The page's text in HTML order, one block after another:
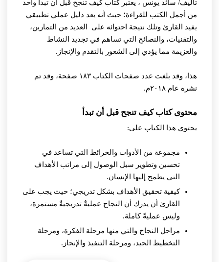
تأليف/ سائد يونس ، يعتبر كتاب كيف تنجح قبل أن تبدأ واحد
من أجمل الكتب للقراءة؛ حيث أنه يعد دليل عملي تطبيقي
يفيد القارئ وتلك نتيجة احتوائه على العديد من التمارين،
والتقنيات، والنصائح التي تساهم في تجديد النشاط
والعزيمة مما يؤدي إلى الشعور بالتقدم والإنجاز.
هذا، وقد بلغت عدد صفحات الكتاب ١٨٣ صفحة، وقد تم
نشره عام ٢٠١٨م.
محتوى كتاب كيف تنجح قبل أن تبدأ
يحتوي هذا الكتاب على:
مجموعة من الأدوات والخرائط التي تساعد في
تحسين وتطوير سبل الوصول إلى مراتب الأهداف
التي يطمح إليها الإنسان.
كيفية تحقيق الأهداف بشكل تدريجي؛ حيث يجب على
القارئ أن يدرك أن النجاح عمليةٌَ تدريجيةٌ مستمرة،
وليس عمليةً كاملة.
مراحل النجاح والتي منها مرحلة الفكرة، ومرحلة
التخطيط الجيد، ومرحلة التنفيذ والإنجاز.